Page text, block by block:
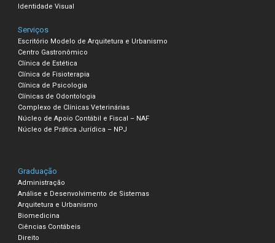
Identidade Visual
Serviços
Escritório Modelo de Arquitetura e Urbanismo
Centro Gastronômico
Clínica de Estética
Clínica de Fisioterapia
Clínica de Psicologia
Clínicas de Odontologia
Complexo de Clínicas Veterinárias
Núcleo de Apoio Contábil e Fiscal – NAF
Núcleo de Prática Jurídica – NPJ
Graduação
Administração
Análise e Desenvolvimento de Sistemas
Arquitetura e Urbanismo
Biomedicina
Ciências Contábeis
Direito